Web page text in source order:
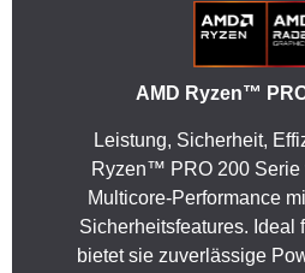
AMD Ryzen™
Leistung, Sicherheit,
Ryzen™ PRO 200 Serie
Multicore-Performance
Sicherheitsfeatures. Ideal
bietet sie zuverlässige